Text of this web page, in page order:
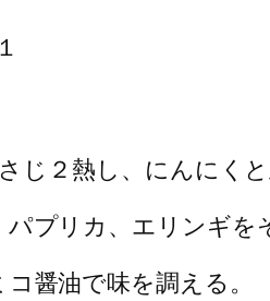
じ２熱し、にんにく
プリカ、エリンギを
醤油で味を調える。